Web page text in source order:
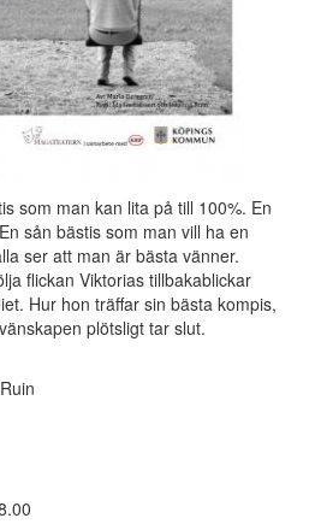
som man kan lita på till 100%. En
sån bästis som man vill ha en
ser att man är bästa vänner.
flickan Viktorias tillbakablickar
Hur hon träffar sin bästa kompis,
plötsligt tar slut.